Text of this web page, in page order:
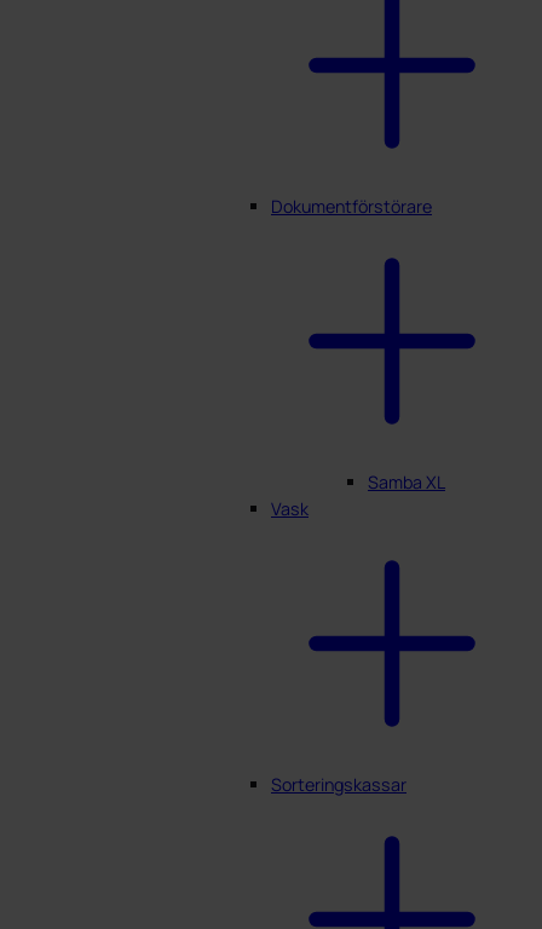
Dokumentförstörare
Samba XL
Vask
Sorteringskassar